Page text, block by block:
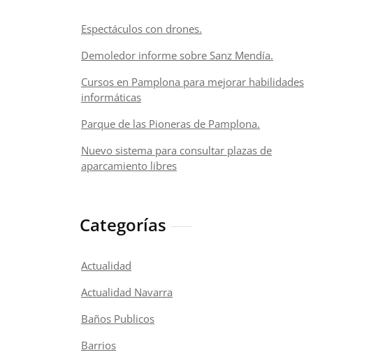
Espectáculos con drones.
Demoledor informe sobre Sanz Mendía.
Cursos en Pamplona para mejorar habilidades
informáticas
Parque de las Pioneras de Pamplona.
Nuevo sistema para consultar plazas de
aparcamiento libres
Categorías
Actualidad
Actualidad Navarra
Baños Publicos
Barrios